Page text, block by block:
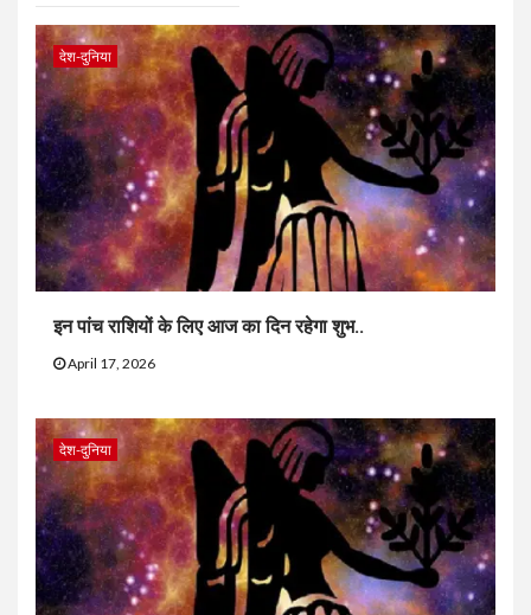
देश-दुनिया
इन पांच राशियों के लिए आज का दिन रहेगा शुभ..
April 17, 2026
देश-दुनिया